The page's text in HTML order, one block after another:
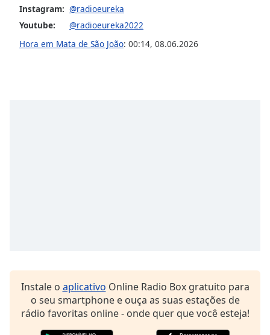
Opacity
Caption
Font
Family
Reset
Instagram: @radioeureka
Youtube:
@radioeureka2022
Hora em Mata de São João: 00:14, 08.06.2026
Instale o aplicativo Online Radio Box gratuito para
o seu smartphone e ouça as suas estações de
rádio favoritas online - onde quer que você esteja!